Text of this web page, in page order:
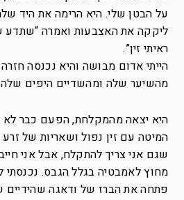
על הבטן שלי. היא הרימה את היד
ליקקה את האצבעות ואמרה
ראיתי זין”.
הייתי אדום מבושה והיא נכנסה
מהשיער שלה ומהשדיים היפים
היא יצאה מהמקלחת, הפעם כבר לא
המיטה עם זין נפול ושאריות של
שגם אני צריך להתקלח, אבל אני
מחוץ לאמבטיה בגלל הגבס. נכנסתי
פתחה את הברז של ודאגה שהידיים